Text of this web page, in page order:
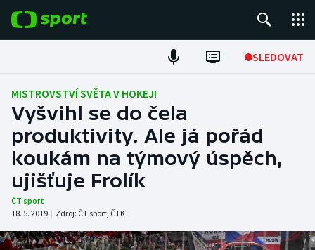
SLEDOVAT
Fotbal
Hokej
Tenis
Atletika
MISTROVSTVÍ SVĚTA V HOKEJI
Vyšvihl se do čela
produktivity. Ale já pořád
koukám na týmový úspěch,
ujišťuje Frolík
ČT sport
18. 5. 2019 | Zdroj: ČT sport, ČTK